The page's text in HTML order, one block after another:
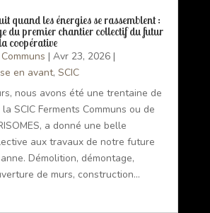
quand les énergies se rassemblent :
du premier chantier collectif du futur
coopérative
| Avr 23, 2026|
en avant, SCIC
nous avons été une trentaine de
SCIC Ferments Communs ou de
a donné une belle
aux travaux de notre future
Démolition, démontage,
de murs, construction...